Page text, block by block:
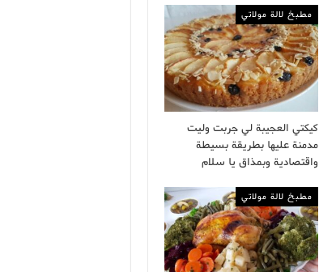
مطبخ لالة مولاتي
كيكتي العجيبة لي جربت وليت
مدمنة عليها بطريقة بسيطة
واقتصادية وبمذاق يا سلام
مطبخ لالة مولاتي